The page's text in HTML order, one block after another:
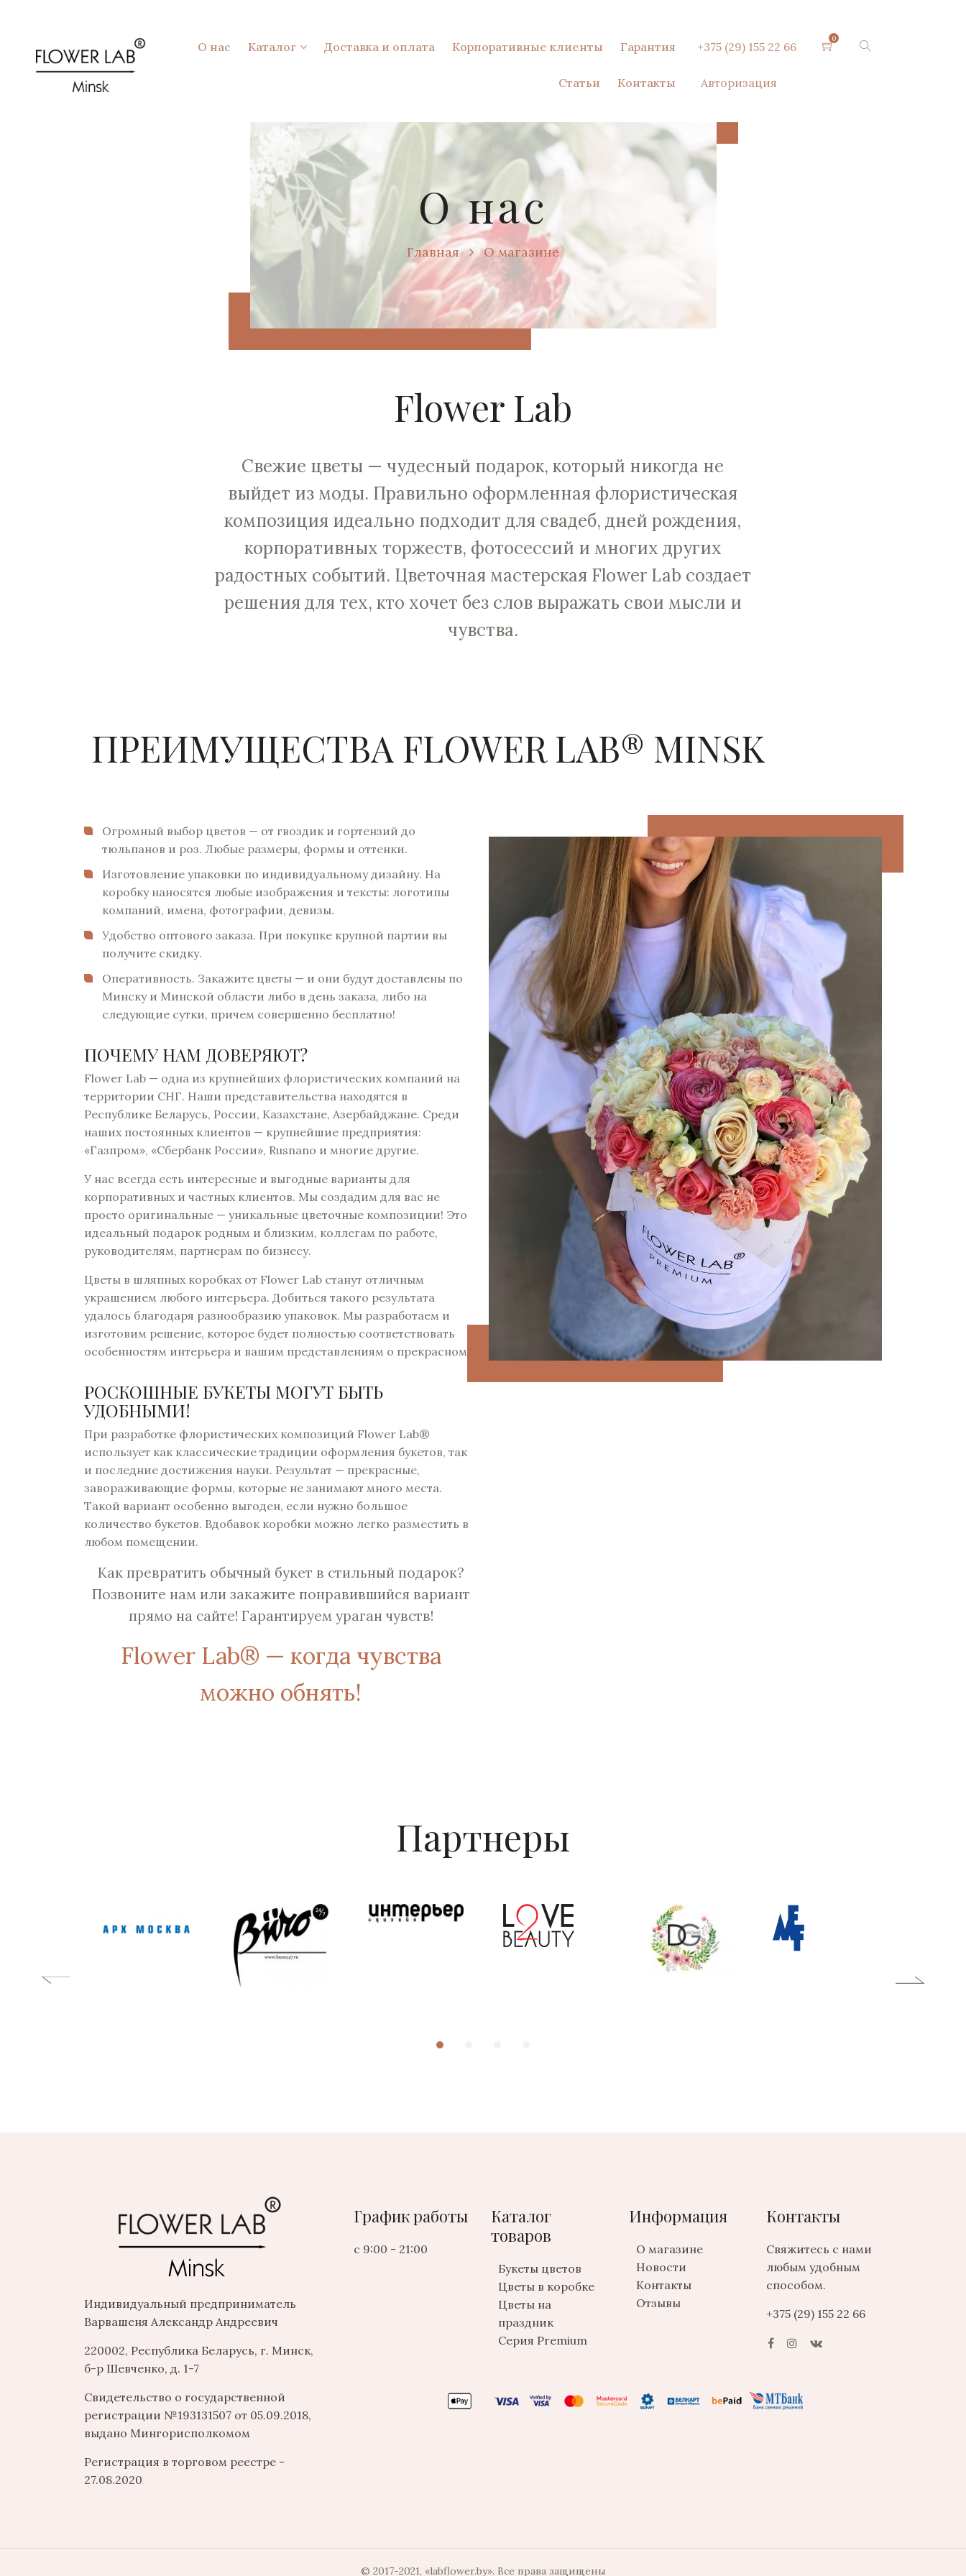
О нас Каталог Доставка и оплата Корпоративные клиенты Гарантия
Статьи Контакты
+375 (29) 155 22 66
0
Авторизация
О нас
Главная О магазине
Flower Lab
Свежие цветы — чудесный подарок, который никогда не
выйдет из моды. Правильно оформленная флористическая
композиция идеально подходит для свадеб, дней рождения,
корпоративных торжеств, фотосессий и многих других
радостных событий. Цветочная мастерская Flower Lab создает
решения для тех, кто хочет без слов выражать свои мысли и
чувства.
ПРЕИМУЩЕСТВА FLOWER LAB® MINSK
Огромный выбор цветов — от гвоздик и гортензий до
тюльпанов и роз. Любые размеры, формы и оттенки.
Изготовление упаковки по индивидуальному дизайну. На
коробку наносятся любые изображения и тексты: логотипы
компаний, имена, фотографии, девизы.
Удобство оптового заказа. При покупке крупной партии вы
получите скидку.
Оперативность. Закажите цветы — и они будут доставлены по
Минску и Минской области либо в день заказа, либо на
следующие сутки, причем совершенно бесплатно!
ПОЧЕМУ НАМ ДОВЕРЯЮТ?
Flower Lab — одна из крупнейших флористических компаний на
территории СНГ. Наши представительства находятся в
Республике Беларусь, России, Казахстане, Азербайджане. Среди
наших постоянных клиентов — крупнейшие предприятия:
«Газпром», «Сбербанк России», Rusnano и многие другие.
У нас всегда есть интересные и выгодные варианты для
корпоративных и частных клиентов. Мы создадим для вас не
просто оригинальные — уникальные цветочные композиции! Это
идеальный подарок родным и близким, коллегам по работе,
руководителям, партнерам по бизнесу.
Цветы в шляпных коробках от Flower Lab станут отличным
украшением любого интерьера. Добиться такого результата
удалось благодаря разнообразию упаковок. Мы разработаем и
изготовим решение, которое будет полностью соответствовать
особенностям интерьера и вашим представлениям о прекрасном.
РОСКОШНЫЕ БУКЕТЫ МОГУТ БЫТЬ
УДОБНЫМИ!
При разработке флористических композиций Flower Lab®
использует как классические традиции оформления букетов, так
и последние достижения науки. Результат — прекрасные,
завораживающие формы, которые не занимают много места.
Такой вариант особенно выгоден, если нужно большое
количество букетов. Вдобавок коробки можно легко разместить в
любом помещении.
Как превратить обычный букет в стильный подарок?
Позвоните нам или закажите понравившийся вариант
прямо на сайте! Гарантируем ураган чувств!
Flower Lab® — когда чувства
можно обнять!
Партнеры
Индивидуальный предприниматель
Варвашеня Александр Андреевич
220002, Республика Беларусь, г. Минск,
б-р Шевченко, д. 1-7
Свидетельство о государственной
регистрации №193131507 от 05.09.2018,
выдано Мингорисполкомом
Регистрация в торговом реестре -
27.08.2020
График работы
с 9:00 - 21:00
Каталог
товаров
Букеты цветов
Цветы в коробке
Цветы на
праздник
Серия Premium
Информация
О магазине
Новости
Контакты
Отзывы
Контакты
Свяжитесь с нами
любым удобным
способом.
+375 (29) 155 22 66
© 2017-2021, «labflower.by». Все права защищены